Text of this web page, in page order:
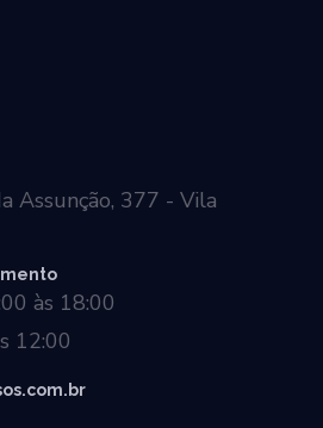
Assunção, 377 - Vila
às 18:00
12:00